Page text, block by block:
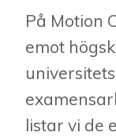
På Motion
emot
listar vi de